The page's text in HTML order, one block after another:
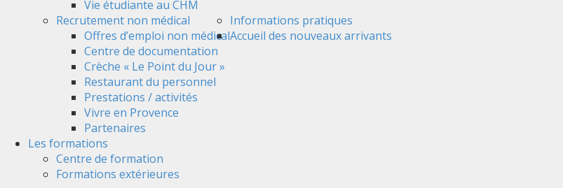
Vie étudiante au CHM
Recrutement non médical
Offres d’emploi non médical
Informations pratiques
Accueil des nouveaux arrivants
Centre de documentation
Crèche « Le Point du Jour »
Restaurant du personnel
Prestations / activités
Vivre en Provence
Partenaires
Les formations
Centre de formation
Formations extérieures